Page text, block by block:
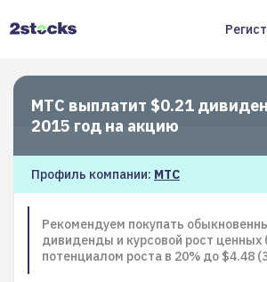
МТС выплатит $0.21
2015 год на акцию
Профиль компании: МТС
Рекомендуем покупать
дивиденды и курсовой рост ценных
потенциалом роста в 20% до $4.48